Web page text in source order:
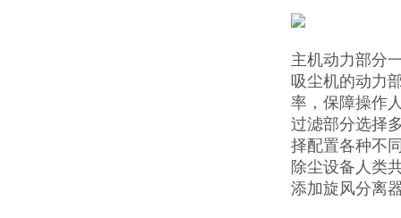
主机动力部分
吸尘机的动力
率，保障操作
过滤部分选择
择配置各种不
除尘设备人类
添加旋风分离